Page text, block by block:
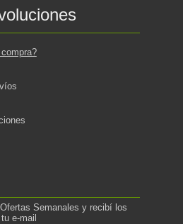
Semanales y recibí los
e-mail